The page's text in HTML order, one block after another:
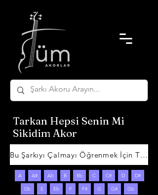
Tarkan Hepsi Senin Mi
Sikidim Akor
Bu Şarkıyı Çalmayı Öğrenmek İçin Tıklayın
A A# Ab B Bb C C# D D#
Db E Eb F F# G G# Gb